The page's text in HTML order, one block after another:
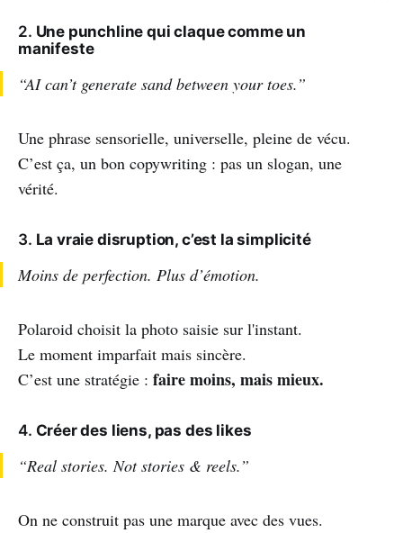
2. Une punchline qui claque comme un
manifeste
“AI can’t generate sand between your toes.”
Une phrase sensorielle, universelle, pleine de vécu.
C’est ça, un bon copywriting : pas un slogan, une
vérité.
3. La vraie disruption, c’est la simplicité
Moins de perfection. Plus d’émotion.
Polaroid choisit la photo saisie sur l'instant.
Le moment imparfait mais sincère.
C’est une stratégie : faire moins, mais mieux.
4. Créer des liens, pas des likes
“Real stories. Not stories & reels.”
On ne construit pas une marque avec des vues.